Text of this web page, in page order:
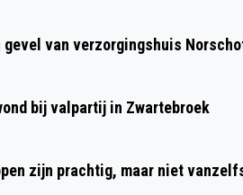
gevel van verzorgingshuis
bij valpartij in Zwartebroek
zijn prachtig, maar niet